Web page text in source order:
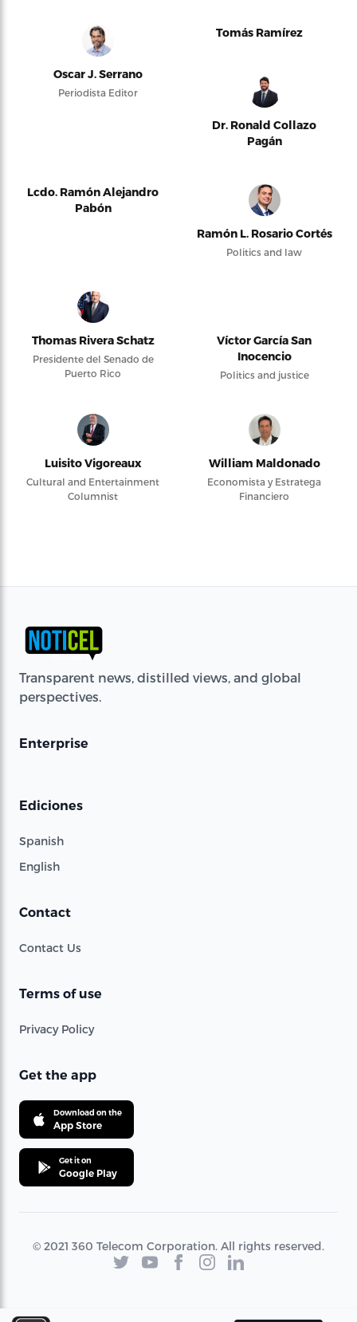
Oscar J. Serrano
Periodista Editor
Tomás Ramírez
Dr. Ronald Collazo
Pagán
Lcdo. Ramón Alejandro
Pabón
Ramón L. Rosario Cortés
Politics and law
Thomas Rivera Schatz
Presidente del Senado de
Puerto Rico
Víctor García San
Inocencio
Politics and justice
Luisito Vigoreaux
Cultural and Entertainment
Columnist
William Maldonado
Economista y Estratega
Financiero
Transparent news, distilled views, and global
perspectives.
Enterprise
Ediciones
Spanish
English
Contact
Contact Us
Terms of use
Privacy Policy
Get the app
Download on the
App Store
Get it on
Google Play
© 2021 360 Telecom Corporation. All rights reserved.